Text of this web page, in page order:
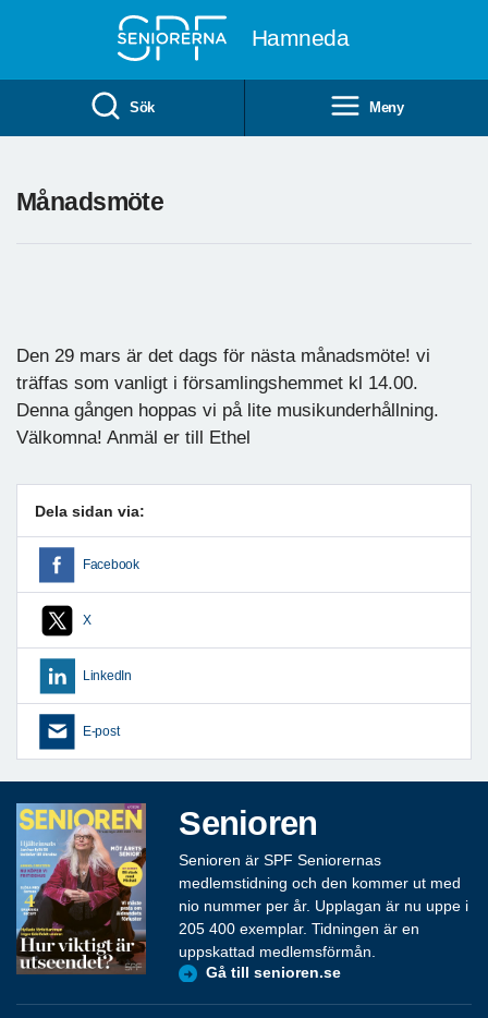
Hamneda
Sök Meny
Månadsmöte
Den 29 mars är det dags för nästa månadsmöte! vi
träffas som vanligt i församlingshemmet kl 14.00.
Denna gången hoppas vi på lite musikunderhållning.
Välkomna! Anmäl er till Ethel
Dela sidan via:
Facebook
X
LinkedIn
E-post
Senioren
Senioren är SPF Seniorernas
medlemstidning och den kommer ut med
nio nummer per år. Upplagan är nu uppe i
205 400 exemplar. Tidningen är en
uppskattad medlemsförmån.
Gå till senioren.se